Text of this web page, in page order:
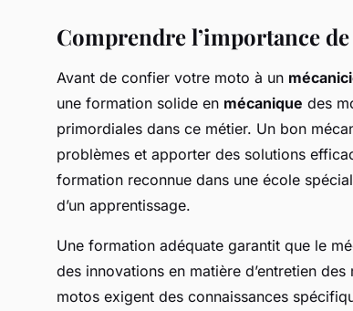
Comprendre l’importance
Avant de confier votre moto à un
une formation solide en mécanique des
primordiales dans ce métier. Un bon
problèmes et apporter des solutions
formation reconnue dans une école
d’un apprentissage.
Une formation adéquate garantit que le
des innovations en matière d’entretien
motos exigent des connaissances